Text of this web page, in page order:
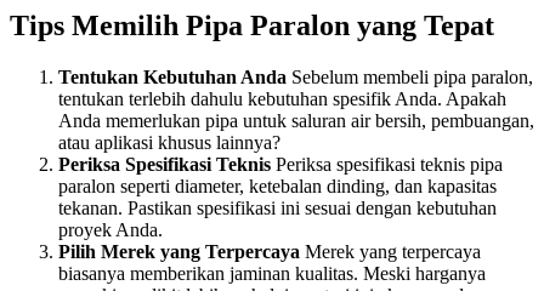
Tips Memilih Pipa Paralon yang Tepat
Tentukan Kebutuhan Anda Sebelum membeli pipa paralon,
tentukan terlebih dahulu kebutuhan spesifik Anda. Apakah
Anda memerlukan pipa untuk saluran air bersih, pembuangan,
atau aplikasi khusus lainnya?
Periksa Spesifikasi Teknis Periksa spesifikasi teknis pipa
paralon seperti diameter, ketebalan dinding, dan kapasitas
tekanan. Pastikan spesifikasi ini sesuai dengan kebutuhan
proyek Anda.
Pilih Merek yang Terpercaya Merek yang terpercaya
biasanya memberikan jaminan kualitas. Meski harganya